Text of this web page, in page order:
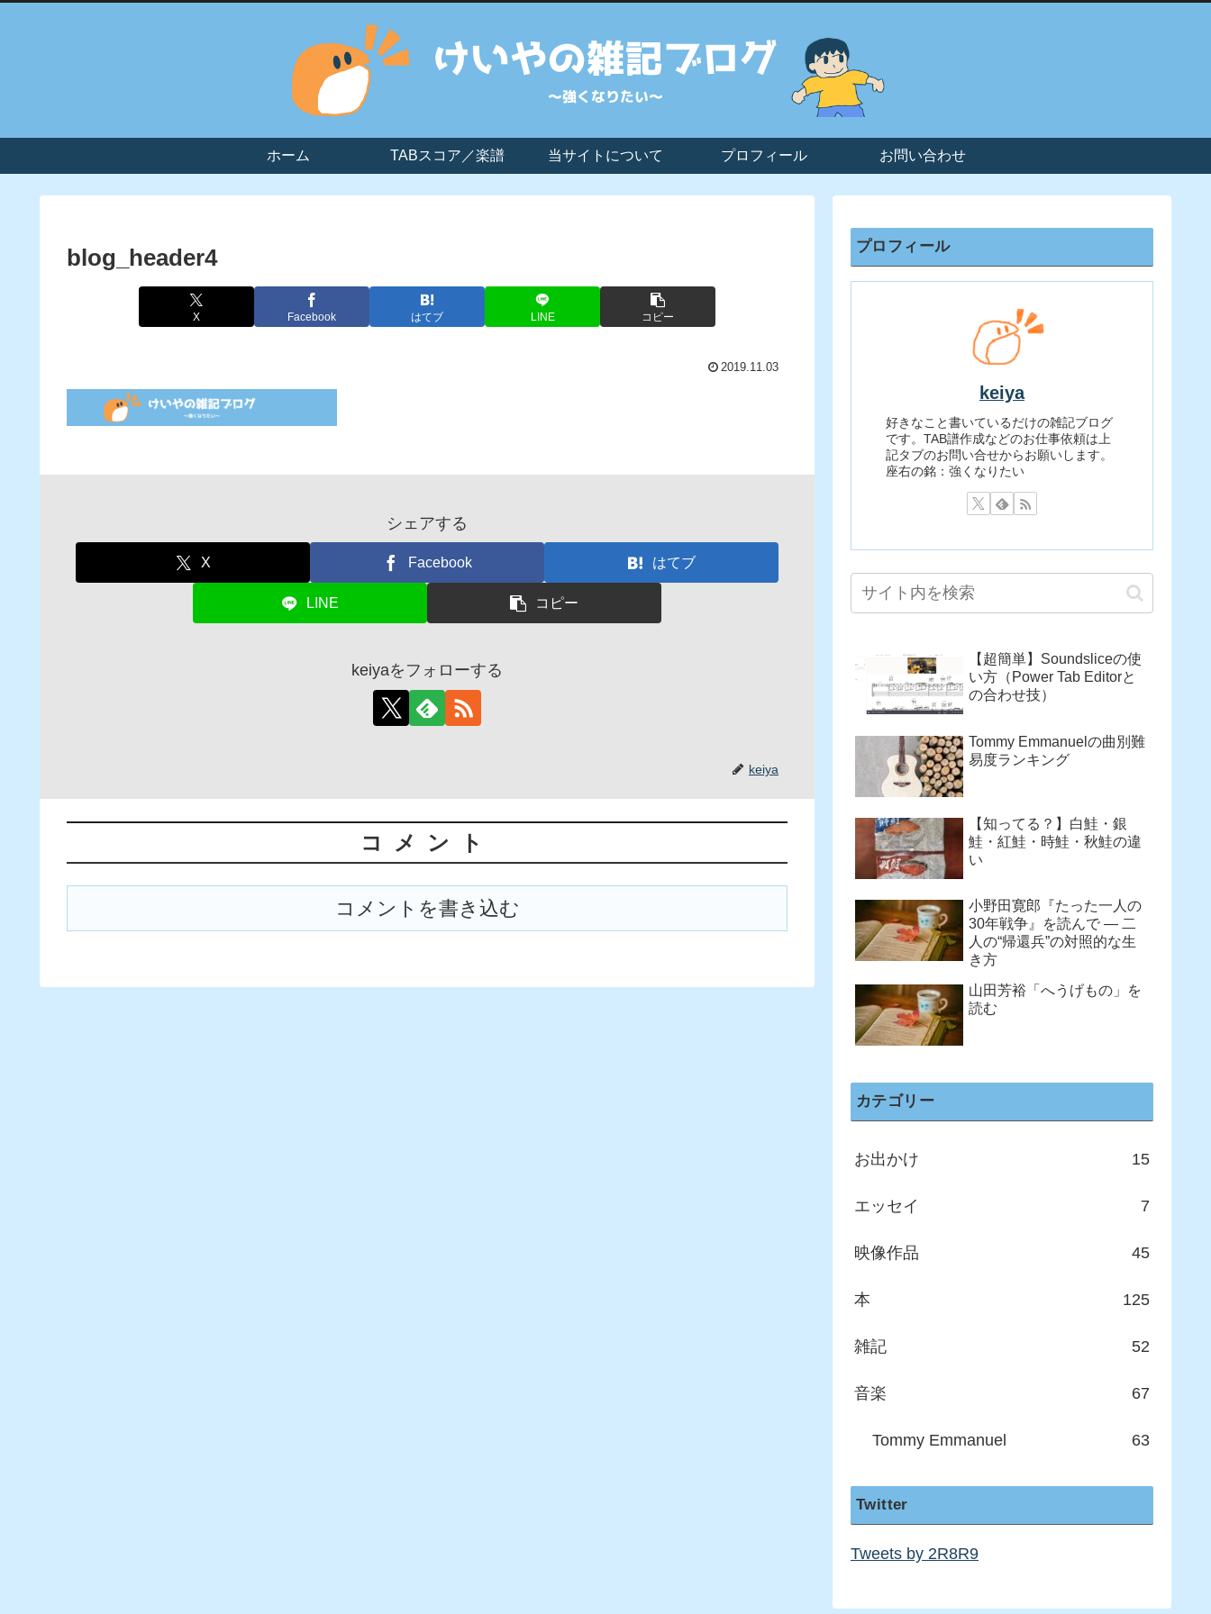
ホーム TABスコア／楽譜 当サイトについて プロフィール お問い合わせ
blog_header4
X Facebook はてブ LINE コピー
2019.11.03
シェアする
X Facebook はてブ
LINE コピー
keiyaをフォローする
keiya
コメント
コメントを書き込む
プロフィール
keiya
好きなこと書いているだけの雑記ブログ
です。TAB譜作成などのお仕事依頼は上
記タブのお問い合せからお願いします。
座右の銘：強くなりたい
【超簡単】Soundsliceの使
い方（Power Tab Editorと
の合わせ技）
Tommy Emmanuelの曲別難
易度ランキング
【知ってる？】白鮭・銀
鮭・紅鮭・時鮭・秋鮭の違
い
小野田寛郎『たった一人の
30年戦争』を読んで ― 二
人の“帰還兵”の対照的な生
き方
山田芳裕「へうげもの」を
読む
カテゴリー
お出かけ 15
エッセイ 7
映像作品 45
本 125
雑記 52
音楽 67
Tommy Emmanuel 63
Twitter
Tweets by 2R8R9